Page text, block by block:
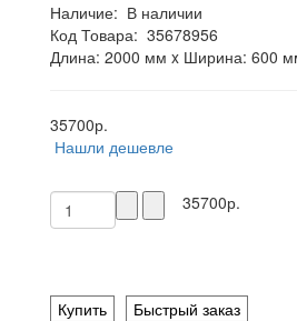
Наличие: В наличии
Код Товара: 35678956
Длина: 2000 мм x Ширина: 600
35700р.
Нашли дешевле
35700р.
Купить
Быстрый заказ